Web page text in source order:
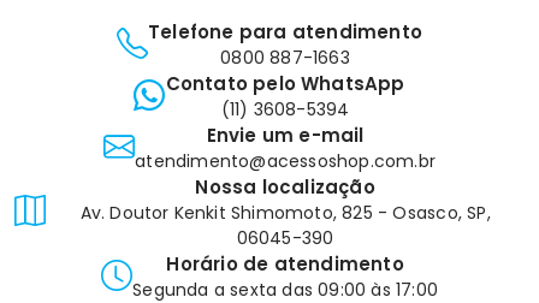
Telefone para atendimento
0800 887-1663
Contato pelo WhatsApp
(11) 3608-5394
Envie um e-mail
atendimento@acessoshop.com.br
Nossa localização
Av. Doutor Kenkit Shimomoto, 825 - Osasco, SP,
06045-390
Horário de atendimento
Segunda a sexta das 09:00 às 17:00